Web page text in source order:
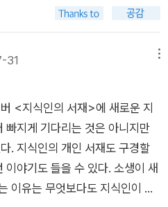
, 그것이 고독 아닐까. 고독은
, 이 극점에서 다시 더하기가 시작
두에서 다시 한 발을 내딛는 것,
수 있다. 그러나 이 빼기는 0으
다. 무언가가 다시 태어난다. 만
이라는 이름으로 추구하는 사회
. 이런 상황에서 빼기에 대해서,
하지 않을까. 시인이 말하려고 하
각을 한다.
이 다정을 닮아간다피곤함이 평
나 울울대는발 대신 팔로써 가
의 앙상한 포옹그러므로 우리는
독사의 이빨 자국이라 하자동면
자우리 발목이 그래서 이토록 욱
를 한 친구와는 건강과 나잇살이
래에 대해 걱정하다가도 알 수
말고 그저 오늘을 잘 살자고 웃으
매운불닭맛 삼각김밥 사러 편
것
들면 누런 더러움인데쪄들어 깨
락해 보
이듯 ..몹시 문란한지
가지런히 놓여 있다. 이름을 붙이
는 상실감으로 몸부림치고 그리
연의 ｀그리워하면 안 되나요｀
또 한가지 더한 상실감을 이겨내
톱대신 자갈들이이럴 때는 그리
잔, 딱 두 잔, 딱 넉 잔이럴 때는
흩날려 사라지면 안 되나요풍짝풍
31
빠지게 기다리는 것은 아니지만
. 지식인의 개인 서재도 구경할
야기도 들을 수 있다. 소생이 새
이유는 무엇보다도 지식인이 추